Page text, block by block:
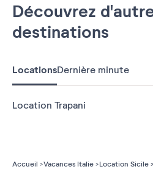
Découvrez
destinations
LocationsDernière minute
Location Trapani
Accueil Vacances Italie Location Sicile